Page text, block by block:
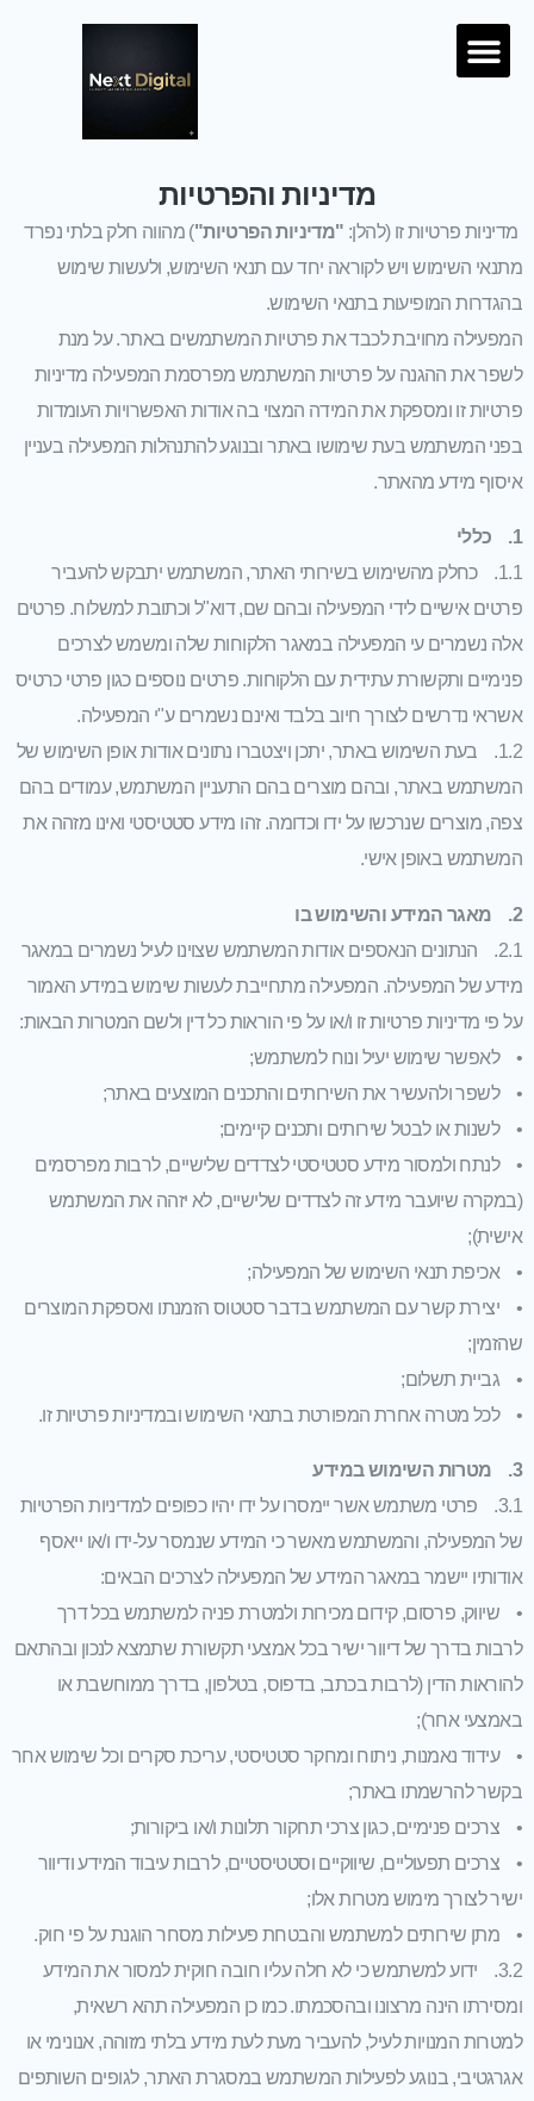
Menu
מדיניות והפרטיות
מדיניות פרטיות זו (להלן: "מדיניות הפרטיות") מהווה חלק בלתי נפרד
מתנאי השימוש ויש לקוראה יחד עם תנאי השימוש, ולעשות שימוש
בהגדרות המופיעות בתנאי השימוש.
המפעילה מחויבת לכבד את פרטיות המשתמשים באתר. על מנת
לשפר את ההגנה על פרטיות המשתמש מפרסמת המפעילה מדיניות
פרטיות זו ומספקת את המידה המצוי בה אודות האפשרויות העומדות
בפני המשתמש בעת שימושו באתר ובנוגע להתנהלות המפעילה בעניין
איסוף מידע מהאתר.
1. כללי
1.1. כחלק מהשימוש בשירותי האתר, המשתמש יתבקש להעביר
פרטים אישיים לידי המפעילה ובהם שם, דוא"ל וכתובת למשלוח. פרטים
אלה נשמרים עי המפעילה במאגר הלקוחות שלה ומשמש לצרכים
פנימיים ותקשורת עתידית עם הלקוחות. פרטים נוספים כגון פרטי כרטיס
אשראי נדרשים לצורך חיוב בלבד ואינם נשמרים ע"י המפעילה.
1.2. בעת השימוש באתר, יתכן ויצטברו נתונים אודות אופן השימוש של
המשתמש באתר, ובהם מוצרים בהם התעניין המשתמש, עמודים בהם
צפה, מוצרים שנרכשו על ידו וכדומה. זהו מידע סטטיסטי ואינו מזהה את
המשתמש באופן אישי.
2. מאגר המידע והשימוש בו
2.1. הנתונים הנאספים אודות המשתמש שצוינו לעיל נשמרים במאגר
מידע של המפעילה. המפעילה מתחייבת לעשות שימוש במידע האמור
על פי מדיניות פרטיות זו ו/או על פי הוראות כל דין ולשם המטרות הבאות:
• לאפשר שימוש יעיל ונוח למשתמש;
• לשפר ולהעשיר את השירותים והתכנים המוצעים באתר;
• לשנות או לבטל שירותים ותכנים קיימים;
• לנתח ולמסור מידע סטטיסטי לצדדים שלישיים, לרבות מפרסמים
(במקרה שיועבר מידע זה לצדדים שלישיים, לא יזהה את המשתמש
אישית);
• אכיפת תנאי השימוש של המפעילה;
• יצירת קשר עם המשתמש בדבר סטטוס הזמנתו ואספקת המוצרים
שהזמין;
• גביית תשלום;
• לכל מטרה אחרת המפורטת בתנאי השימוש ובמדיניות פרטיות זו.
3. מטרות השימוש במידע
3.1. פרטי משתמש אשר יימסרו על ידו יהיו כפופים למדיניות הפרטיות
של המפעילה, והמשתמש מאשר כי המידע שנמסר על-ידו ו/או ייאסף
אודותיו יישמר במאגר המידע של המפעילה לצרכים הבאים:
• שיווק, פרסום, קידום מכירות ולמטרת פניה למשתמש בכל דרך
לרבות בדרך של דיוור ישיר בכל אמצעי תקשורת שתמצא לנכון ובהתאם
להוראות הדין (לרבות בכתב, בדפוס, בטלפון, בדרך ממוחשבת או
באמצעי אחר);
• עידוד נאמנות, ניתוח ומחקר סטטיסטי, עריכת סקרים וכל שימוש אחר
בקשר להרשמתו באתר;
• צרכים פנימיים, כגון צרכי תחקור תלונות ו/או ביקורות;
• צרכים תפעוליים, שיווקיים וסטטיסטיים, לרבות עיבוד המידע ודיוור
ישיר לצורך מימוש מטרות אלו;
• מתן שירותים למשתמש והבטחת פעילות מסחר הוגנת על פי חוק.
3.2. ידוע למשתמש כי לא חלה עליו חובה חוקית למסור את המידע
ומסירתו הינה מרצונו ובהסכמתו. כמו כן המפעילה תהא רשאית,
למטרות המנויות לעיל, להעביר מעת לעת מידע בלתי מזוהה, אנונימי או
אגרגטיבי, בנוגע לפעילות המשתמש במסגרת האתר, לגופים השותפים